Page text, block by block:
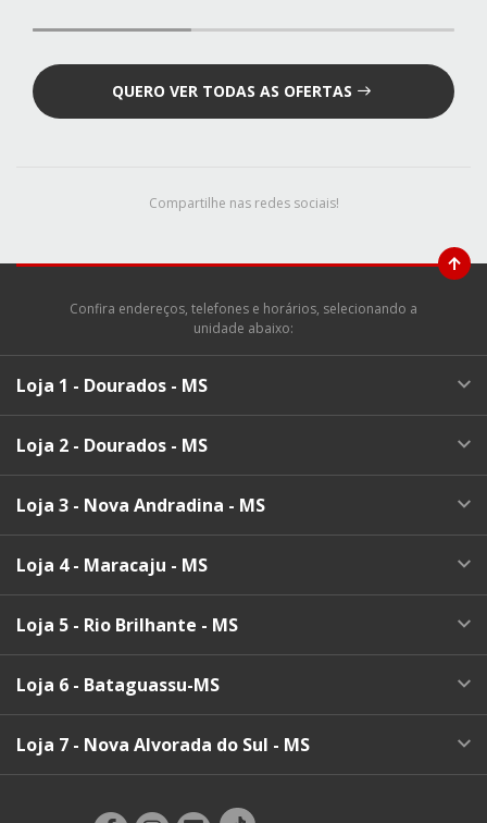
QUERO VER TODAS AS OFERTAS
Compartilhe nas redes sociais!
Confira endereços, telefones e horários, selecionando a
unidade abaixo:
Loja 1 - Dourados - MS
Loja 2 - Dourados - MS
Loja 3 - Nova Andradina - MS
Loja 4 - Maracaju - MS
Loja 5 - Rio Brilhante - MS
Loja 6 - Bataguassu-MS
Loja 7 - Nova Alvorada do Sul - MS